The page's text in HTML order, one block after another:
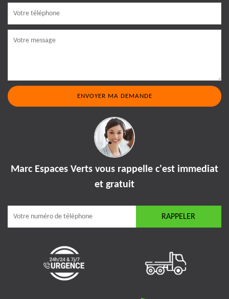
Marc Espaces Verts vous rappelle c'est immediat
et gratuit